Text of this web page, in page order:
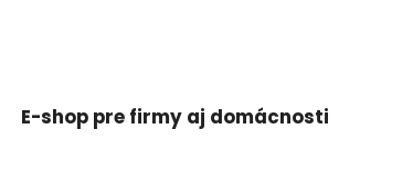
E-shop pre firmy aj domácnosti